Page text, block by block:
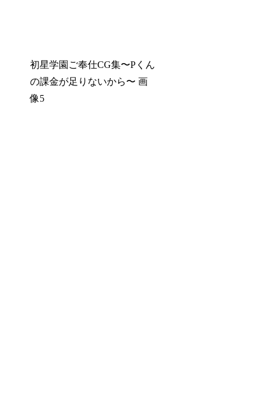
初星学園ご奉仕CG集〜Pくん
の課金が足りないから〜 画
像5